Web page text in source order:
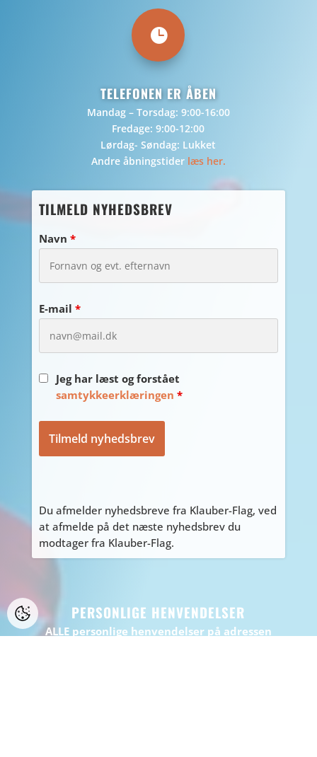

TELEFONEN ER ÅBEN
Mandag – Torsdag: 9:00-16:00
Fredage: 9:00-12:00
Lørdag- Søndag: Lukket
Andre åbningstider læs her.
TILMELD NYHEDSBREV
Navn *
E-mail *
Jeg har læst og forstået
samtykkeerklæringen *
Du afmelder nyhedsbreve fra Klauber-Flag, ved
at afmelde på det næste nyhedsbrev du
modtager fra Klauber-Flag.
PERSONLIGE HENVENDELSER
ALLE personlige henvendelser på adressen